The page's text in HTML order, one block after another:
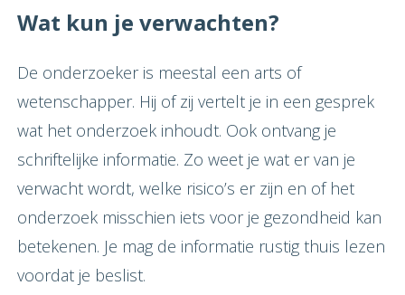
Wat kun je verwachten?
De onderzoeker is meestal een arts of
wetenschapper. Hij of zij vertelt je in een gesprek
wat het onderzoek inhoudt. Ook ontvang je
schriftelijke informatie. Zo weet je wat er van je
verwacht wordt, welke risico’s er zijn en of het
onderzoek misschien iets voor je gezondheid kan
betekenen. Je mag de informatie rustig thuis lezen
voordat je beslist.